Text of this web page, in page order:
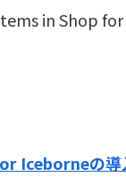
in Shop
Iceborneの導